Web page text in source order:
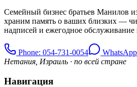
Семейный бизнес братьев Манилов
храним память о ваших близких —
надписей и ежегодное
Phone: 054-731-0054
Нетания, Израиль · по всей стране
Навигация